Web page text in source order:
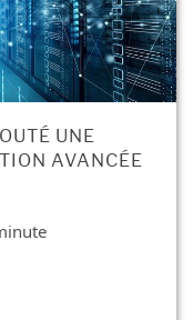
UNE
AVANCÉE